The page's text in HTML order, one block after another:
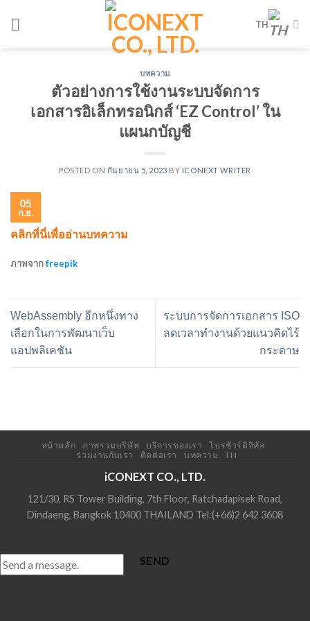
TH
บทความ
ตัวอย่างการใช้งานระบบจัดการ
เอกสารอิเล็กทรอนิกส์ ‘EZ Control’ ใน
แผนกบัญชี
POSTED ON กันยายน 5, 2023 BY ICONEXT WRITER
05
ก.ย.
คลิกที่นี่เพื่ออ่านบทความ
ภาพจากfreepik
WebAssembly อีกหนึ่งทาง
เลือกในการพัฒนาเว็บ
แอปพลิเคชัน
ระบบการจัดการเอกสาร ISO
ลดเวลาทำงานด้วยแนวคิดไร้
กระดาษ
หน้าหลัก ภาพรวมบริษัท บริการของเรา
โบรชัวร์ดิจิทัล
ร่วมงานกับเรา
ติดต่อเรา บทความ TH
iCONEXT CO., LTD.
121/30, RS Tower Building, 7th Floor, Ratchadapisek Road,
Dindaeng, Bangkok 10400 THAILAND Tel:(+66)2 642 3608
SEND